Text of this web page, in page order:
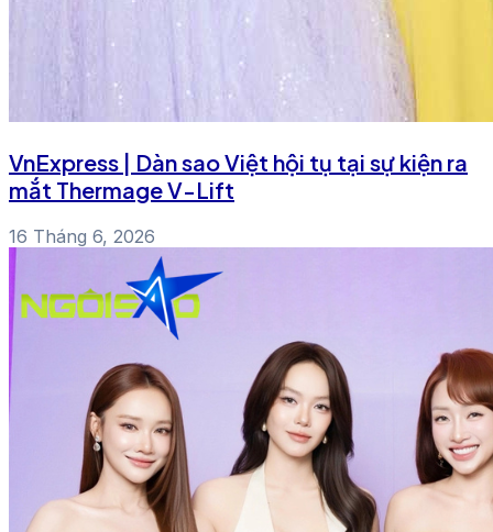
VnExpress | Dàn sao Việt hội tụ tại sự kiện ra
mắt Thermage V-Lift
16 Tháng 6, 2026